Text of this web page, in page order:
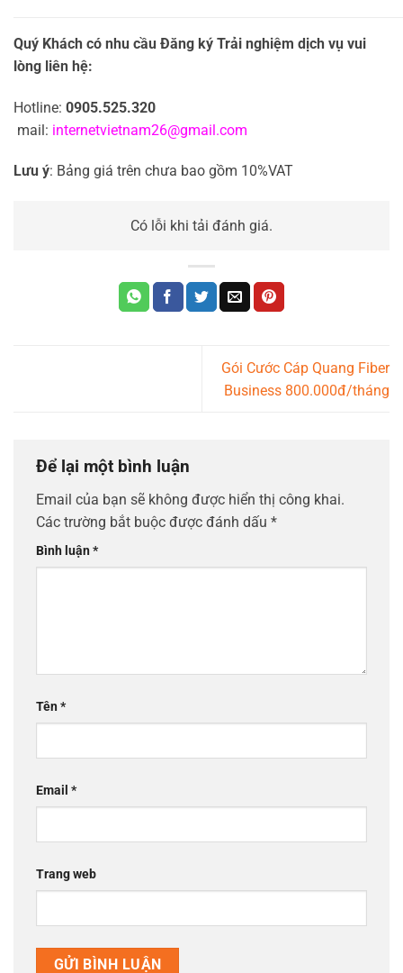
Quý Khách có nhu cầu Đăng ký Trải nghiệm dịch vụ vui
lòng liên hệ:
Hotline: 0905.525.320
mail: internetvietnam26@gmail.com
Lưu ý: Bảng giá trên chưa bao gồm 10%VAT
Có lỗi khi tải đánh giá.
Gói Cước Cáp Quang Fiber
Business 800.000đ/tháng
Để lại một bình luận
Email của bạn sẽ không được hiển thị công khai.
Các trường bắt buộc được đánh dấu *
Bình luận*
Tên*
Email *
Trang web